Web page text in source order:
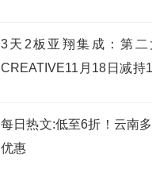
3天2板亚翔集成：第二
CREATIVE11月18日减持
每日热文:低至6折！云南
优惠